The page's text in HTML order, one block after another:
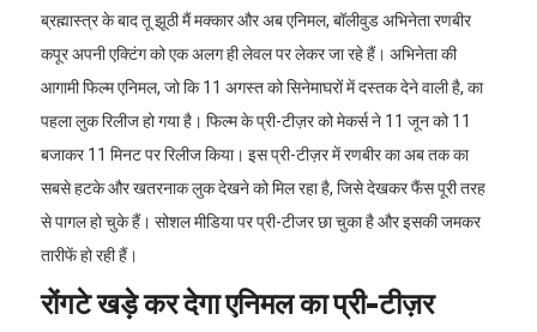
ब्रह्मास्त्र के बाद तू झूठी मैं मक्कार और अब एनिमल, बॉलीवुड अभिनेता रणबीर
कपूर अपनी एक्टिंग को एक अलग ही लेवल पर लेकर जा रहे हैं। अभिनेता की
आगामी फिल्म एनिमल, जो कि 11 अगस्त को सिनेमाघरों में दस्तक देने वाली है, का
पहला लुक रिलीज हो गया है। फिल्म के प्री-टीज़र को मेकर्स ने 11 जून को 11
बजाकर 11 मिनट पर रिलीज किया। इस प्री-टीज़र में रणबीर का अब तक का
सबसे हटके और खतरनाक लुक देखने को मिल रहा है, जिसे देखकर फैंस पूरी तरह
से पागल हो चुके हैं। सोशल मीडिया पर प्री-टीजर छा चुका है और इसकी जमकर
तारीफें हो रही हैं।
रोंगटे खड़े कर देगा एनिमल का प्री-टीज़र